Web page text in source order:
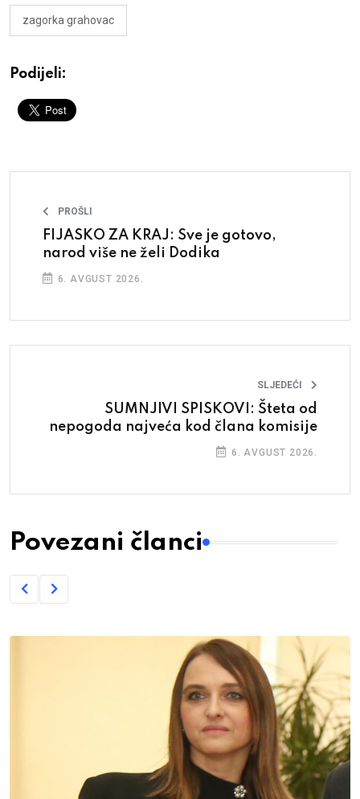
zagorka grahovac
Podijeli:
PROŠLI
FIJASKO ZA KRAJ: Sve je gotovo,
narod više ne želi Dodika
6. AVGUST 2026.
SLJEDEĆI
SUMNJIVI SPISKOVI: Šteta od
nepogoda najveća kod člana komisije
6. AVGUST 2026.
Povezani članci